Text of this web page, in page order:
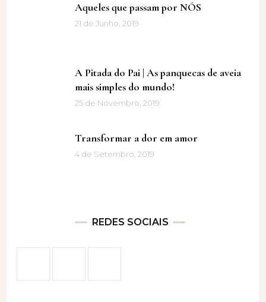
Aqueles que passam por NÓS
21 de Junho, 2019
A Pitada do Pai | As panquecas de aveia
mais simples do mundo!
25 de Novembro, 2019
Transformar a dor em amor
4 de Setembro, 2019
REDES SOCIAIS